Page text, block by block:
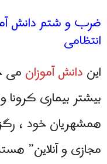
ضرب و شتم دانش
انتظامی
ایندانش آموزانمی
بیشتر بیماری
همشهریان خود ،
مجازی و آنلاین”